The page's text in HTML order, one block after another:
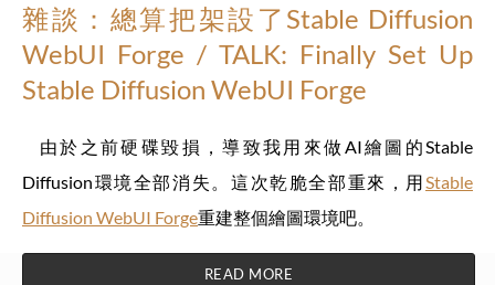
雜談：總算把架設了Stable Diffusion
WebUI Forge / TALK: Finally Set Up
Stable Diffusion WebUI Forge
由於之前硬碟毀損，導致我用來做AI繪圖的Stable
Diffusion環境全部消失。這次乾脆全部重來，用 Stable
Diffusion WebUI Forge重建整個繪圖環境吧。
READ MORE